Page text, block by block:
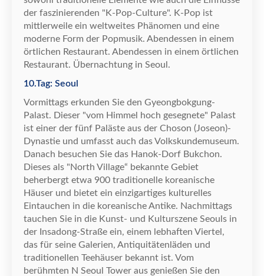
der faszinierenden "K-Pop-Culture". K-Pop ist
mittlerweile ein weltweites Phänomen und eine
moderne Form der Popmusik. Abendessen in einem
örtlichen Restaurant. Abendessen in einem örtlichen
Restaurant. Übernachtung in Seoul.
10.Tag: Seoul
Vormittags erkunden Sie den Gyeongbokgung-
Palast. Dieser "vom Himmel hoch gesegnete" Palast
ist einer der fünf Pal äste aus der Choson (Joseon)-
Dynastie und umfasst auch das Volkskundemuseum.
Danach besuchen Sie das Hanok-Dorf Bukchon.
Dieses als "North Village“ bekannte Gebiet
beherbergt etwa 900 traditionelle koreanische
Häuser und bietet ein einzigartiges kulturelles
Eintauchen in die koreanische Antike. Nachmittags
tauchen Sie in die Kunst- und Kulturszene Seouls in
der Insadong-Straße ein, einem lebhaften Viertel,
das für seine Galerien, Antiquitätenl äden und
traditionellen Teehäuser bekannt ist. Vom
berühmten N Seoul Tower aus genießen Sie den